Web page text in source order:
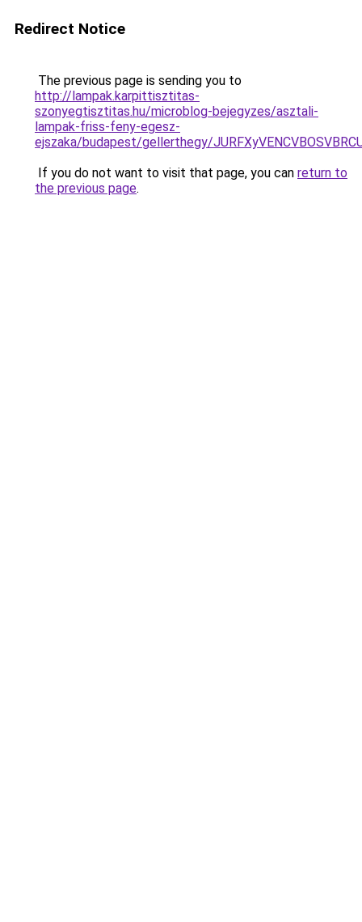
Redirect Notice
The previous page is sending you to
http://lampak.karpittisztitas-
szonyegtisztitas.hu/microblog-bejegyzes/asztali-
lampak-friss-feny-egesz-
ejszaka/budapest/gellerthegy/
If you do not want to visit that page, you can return to
the previous page.